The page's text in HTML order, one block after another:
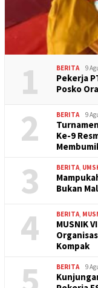
1 BERITA 9
Pekerja
Posko
2 BERITA 9
Ke-9
3 BERITA,
Bukan
4 BERITA,
MUSNIK
Kompak
BERITA 9